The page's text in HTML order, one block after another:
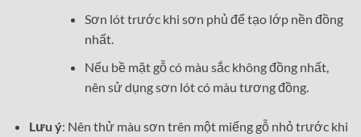
Sơn lót trước khi sơn phủ để tạo lớp nền đồng
nhất.
Nếu bề mặt gỗ có màu sắc không đồng nhất,
nên sử dụng sơn lót có màu tương đồng.
Lưu ý: Nên thử màu sơn trên một miếng gỗ nhỏ trước khi